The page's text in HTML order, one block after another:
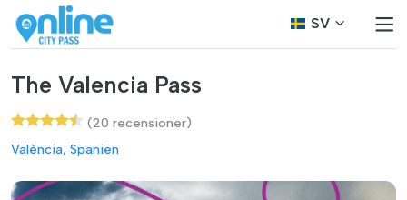
SV
The Valencia Pass
(20 recensioner)
València, Spanien